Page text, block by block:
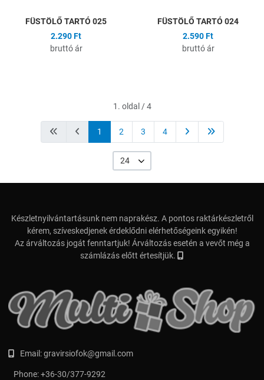
FÜSTÖLŐ TARTÓ 025
2.290 Ft
bruttó ár
FÜSTÖLŐ TARTÓ 024
2.590 Ft
bruttó ár
1. oldal / 4
1 2 3 4
24
Készletnyilvántartásunk nem naprakész. A pontos raktárkészletről
kérem, szíveskedjenek érdeklődni elérhetőségeink egyikén!
Az árváltozás jogát fenntartjuk! Árváltozás esetén a vevőt még a
számlázás előtt értesítjük.
Email:gravirsiofok@gmail.com
Phone:+36-30/377-9292